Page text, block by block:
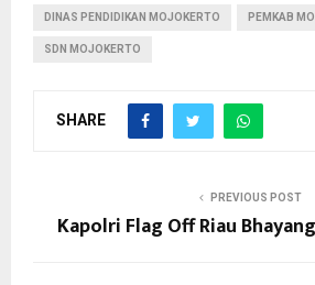
DINAS PENDIDIKAN MOJOKERTO PEMKAB
SDN MOJOKERTO
SHARE
PREVIOUS POST
Kapolri Flag Off Riau